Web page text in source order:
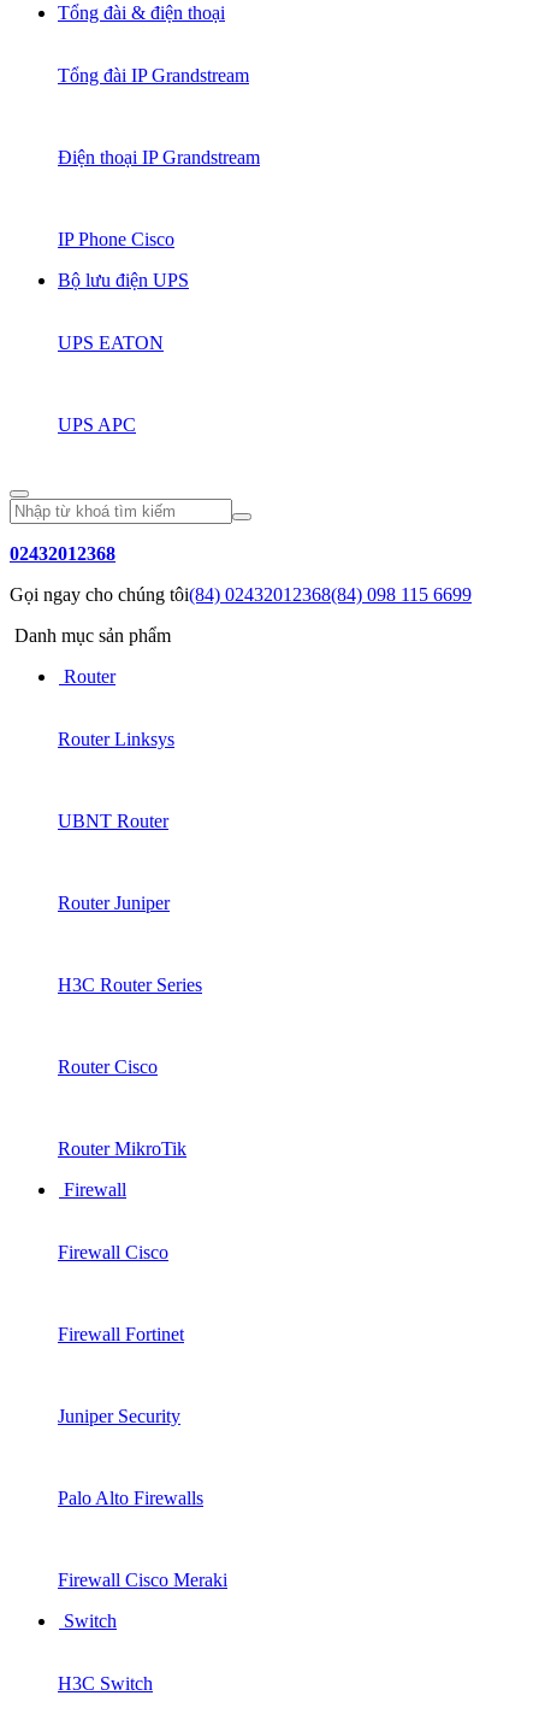
Tổng đài & điện thoại
Tổng đài IP Grandstream
Điện thoại IP Grandstream
IP Phone Cisco
Bộ lưu điện UPS
UPS EATON
UPS APC
02432012368
Gọi ngay cho chúng tôi(84) 02432012368(84) 098 115 6699
Danh mục sản phẩm
Router
Router Linksys
UBNT Router
Router Juniper
H3C Router Series
Router Cisco
Router MikroTik
Firewall
Firewall Cisco
Firewall Fortinet
Juniper Security
Palo Alto Firewalls
Firewall Cisco Meraki
Switch
H3C Switch